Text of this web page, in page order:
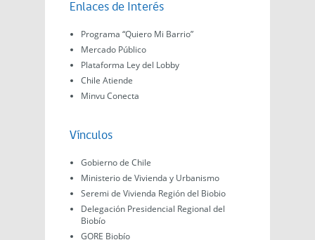
Enlaces de Interés
Programa “Quiero Mi Barrio”
Mercado Público
Plataforma Ley del Lobby
Chile Atiende
Minvu Conecta
Vínculos
Gobierno de Chile
Ministerio de Vivienda y Urbanismo
Seremi de Vivienda Región del Biobio
Delegación Presidencial Regional del
Biobío
GORE Biobío